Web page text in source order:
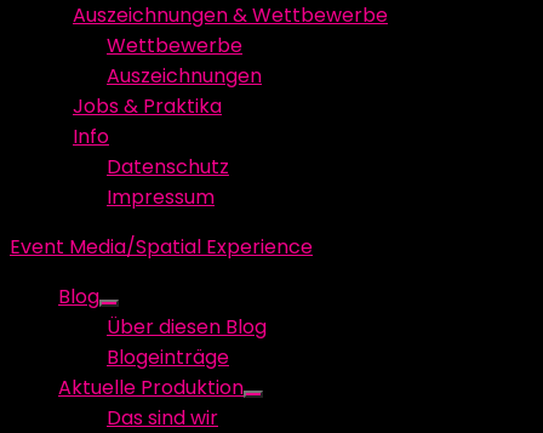
Auszeichnungen & Wettbewerbe
Wettbewerbe
Auszeichnungen
Jobs & Praktika
Info
Datenschutz
Impressum
Event Media/Spatial Experience
Blog
Show
sub
menu
Über diesen Blog
Blogeinträge
Aktuelle Produktion
Show
Das sind wir